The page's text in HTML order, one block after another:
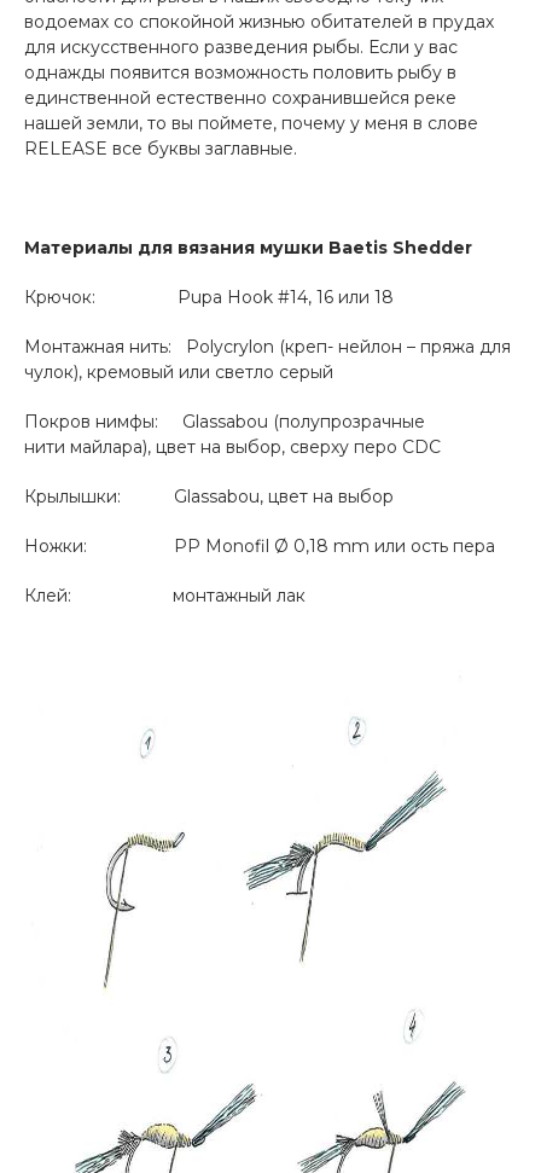
водоемах со спокойной жизнью обитателей в прудах
для искусственного разведения рыбы. Если у вас
однажды появится возможность половить рыбу в
единственной естественно сохранившейся реке
нашей земли, то вы поймете, почему у меня в слове
RELEASE все буквы заглавные.
Материалы для вязания мушки Baetis Shedder
Крючок: Pupa Hook #14, 16 или 18
Монтажная нить: Polycrylon (креп- нейлон – пряжа для
чулок), кремовый или светло серый
Покров нимфы: Glassabou (полупрозрачные
нити майлара), цвет на выбор, сверху перо CDC
Крылышки: Glassabou, цвет на выбор
Ножки: PP Monofil Ø 0,18 mm или ость пера
Клей: монтажный лак